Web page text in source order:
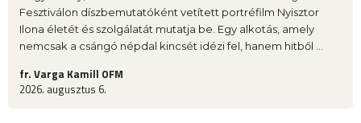
Fesztiválon díszbemutatóként vetített portréfilm Nyisztor
Ilona életét és szolgálatát mutatja be. Egy alkotás, amely
nemcsak a csángó népdal kincsét idézi fel, hanem hitből ...
fr. Varga Kamill OFM
2026. augusztus 6.